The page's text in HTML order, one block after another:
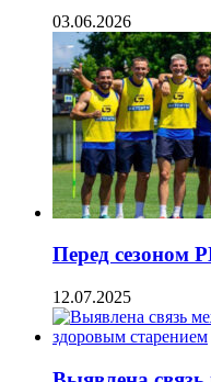
03.06.2026
Перед сезоном
12.07.2025